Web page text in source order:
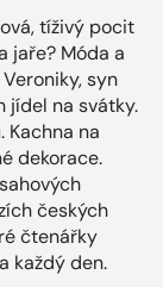
tíživý pocit
jaře? Móda a
syn
jídel na svátky.
Kachna na
dekorace.
českých
čtenářky
každý den.